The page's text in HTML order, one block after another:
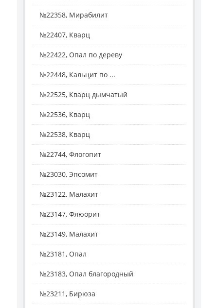
№22358, Мирабилит
№22407, Кварц
№22422, Опал по дереву
№22448, Кальцит по ...
№22525, Кварц дымчатый
№22536, Кварц
№22538, Кварц
№22744, Флогопит
№23030, Эпсомит
№23122, Малахит
№23147, Флюорит
№23149, Малахит
№23181, Опал
№23183, Опал благородный
№23211, Бирюза